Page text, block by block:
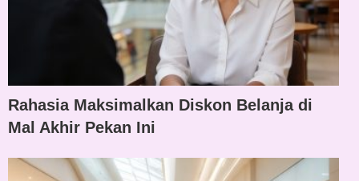
Rahasia Maksimalkan Diskon Belanja di
Mal Akhir Pekan Ini